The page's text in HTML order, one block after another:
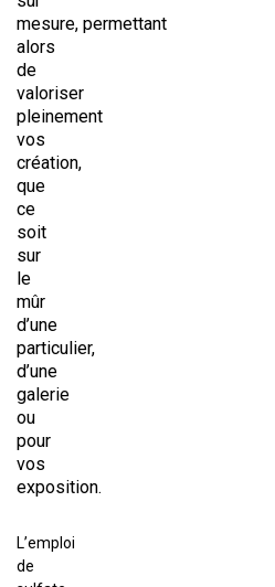
mesure, permettant
alors
de
valoriser
pleinement
vos
création,
que
ce
soit
sur
le
mûr
d’une
particulier,
d’une
galerie
ou
pour
vos
exposition.
L’emploi
de